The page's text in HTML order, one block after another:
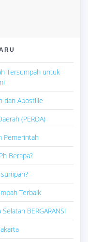
Tersumpah untuk
dan Apostille
(PERDA)
Pemerintah
Berapa?
Terbaik
BERGARANSI